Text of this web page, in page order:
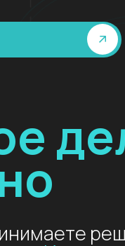
решения,
И зачастую
больше
в каждом